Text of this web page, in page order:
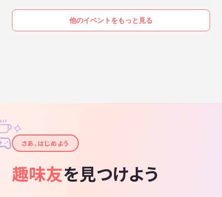
他のイベントをもっと見る
✦
✧
さあ、はじめよう
趣味友を見つけよう